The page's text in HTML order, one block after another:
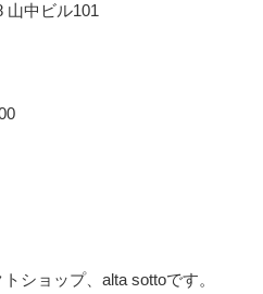
山中ビル101
ショップ、alta sottoです。